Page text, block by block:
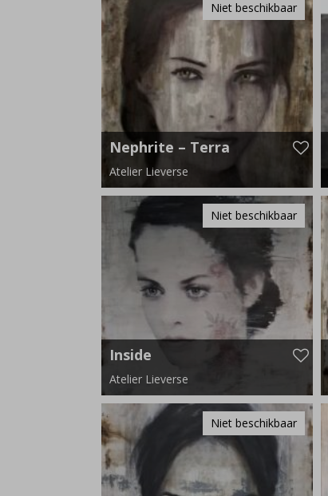
Niet beschikbaar
Nephrite – Terra
Vert
Atelier Lieverse
120 cm x 140 cm
Niet beschikbaar
Inside
Atelier Lieverse
180 cm x 100 cm
Niet beschikbaar